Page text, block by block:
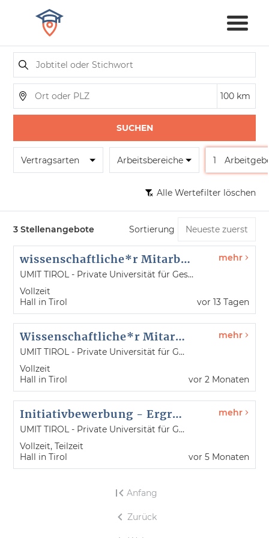
SUCHEN
Vertragsarten Arbeitsbereiche 1
Alle Wertefilter löschen
3 Stellenangebote Sortierung
wissenschaftliche*r Mitarbeiter*in (Post-Doc) Psychotherapie
UMIT TIROL - Private Universität für Gesundheitswissenschaften und -technologie GmbH
Vollzeit
Hall in Tirol
mehr
vor 13 Tagen
Wissenschaftliche*r Mitarbeiter*in im Bereich Medizintechnik
UMIT TIROL - Private Universität für Gesundheitswissenschaften und -technologie GmbH
Vollzeit
Hall in Tirol
mehr
vor 2 Monaten
Initiativbewerbung - Ergreifen Sie die Initiative!
UMIT TIROL - Private Universität für Gesundheitswissenschaften und -technologie GmbH
Vollzeit, Teilzeit
Hall in Tirol
mehr
vor 5 Monaten
Anfang
Zurück